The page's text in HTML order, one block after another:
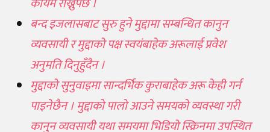
बन्द इजलासबाट सुरु हुने मुद्दामा सम्बन्धित कानुन
व्यवसायी र मुद्दाको पक्ष स्वयंबाहेक अरूलाई प्रवेश
अनुमति दिनुहुँदैन ।
मुद्दाको सुनुवाइमा सान्दर्भिक कुराबाहेक अरू केही गर्न
पाइनेछैन । मुद्दाको पालो आउने समयको व्यवस्था गरी
कानुन व्यवसायी यथा समयमा भिडियो स्क्रिनमा उपस्थित